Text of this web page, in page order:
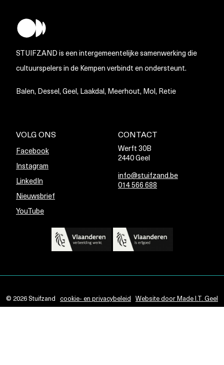
STUIFZAND is een intergemeentelijke samenwerking die
cultuurspelers in de Kempen verbindt en ondersteunt.
Balen, Dessel, Geel, Laakdal, Meerhout, Mol, Retie
VOLG ONS
Facebook
Instagram
LinkedIn
Nieuwsbrief
YouTube
CONTACT
Werft 30B
2440 Geel
info@stuifzand.be
014 566 688
© 2026 Stuifzand cookie- en privacybeleid Website door Made I.T. Geel